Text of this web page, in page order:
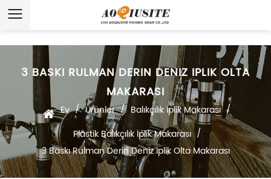
3 BASKI RULMAN DERIN DENIZ IPLIK OLTA
MAKARASI
Ev / Ürünler / Balıkçılık İplik Makarası /
Plastik Balıkçılık İplik Makarası /
3 Baskı Rulman Derin Deniz Iplik Olta Makarası